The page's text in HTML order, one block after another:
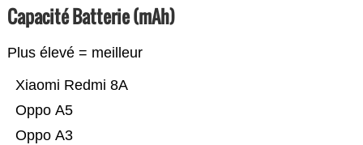
Capacité Batterie (mAh)
Plus élevé = meilleur
Oppo A3
Oppo A5
Xiaomi Redmi 8A